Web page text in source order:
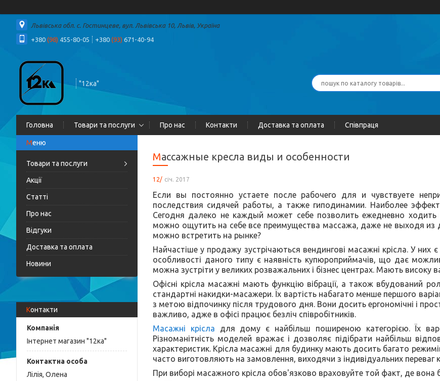
Львівська обл. с. Гостинцеве, вул. Львівська 10, Львів, Україна
+380 (98) 455-80-05 +380 (93) 671-40-94
"12ка"
Головна Товари та послуги Про нас Контакти Доставка та оплата Співпраця
Товари та послуги
Акції
Статті
Про нас
Відгуки
Доставка та оплата
Новини
Контакти
Інтернет магазин "12ка"
Лілія, Олена
Массажные кресла виды и особенности
12/ січ. 2017
Если вы постоянно устаете после рабочего для и чувствуете
последствия сидячей работы, а также гиподинамии. Наиболее
Сегодня далеко не каждый может себе позволить ежедневно
можно ощутить на себе все преимущества массажа, даже не выходя
можно встретить на рынке?
Найчастіше у продажу зустрічаються вендингові масажні крісла. У них
особливості даного типу є наявність купюроприймачів, що дає
можна зустріти у великих розважальних і бізнес центрах. Мають високу
Офісні крісла масажні мають функцію вібрації, а також вбудований
стандартні накидки-масажери. Їх вартість набагато менше першого
з метою відпочинку після трудового дня. Вони досить ергономічні і
важливо, адже в офісі працює безліч співробітників.
Масажні крісла для дому є найбільш поширеною категорією. Їх
Різноманітність моделей вражає і дозволяє підібрати найбільш
характеристик. Крісла масажні для будинку мають досить багато
часто виготовляють на замовлення, виходячи з індивідуальних переваг
При виборі масажного крісла обов'язково враховуйте той факт, де